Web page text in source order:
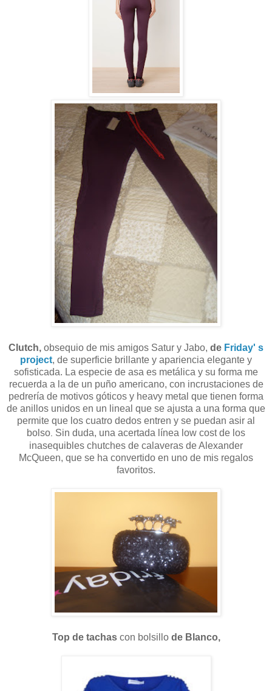
Clutch, obsequio de mis amigos Satur y Jabo, de Friday' s
project, de superficie brillante y apariencia elegante y
sofisticada. La especie de asa es metálica y su forma me
recuerda a la de un puño americano, con incrustaciones de
pedrería de motivos góticos y heavy metal que tienen forma
de anillos unidos en un lineal que se ajusta a una forma que
permite que los cuatro dedos entren y se puedan asir al
bolso. Sin duda, una acertada línea low cost de los
inasequibles chutches de calaveras de Alexander
McQueen, que se ha convertido en uno de mis regalos
favoritos.
Top de tachascon bolsillo de Blanco,